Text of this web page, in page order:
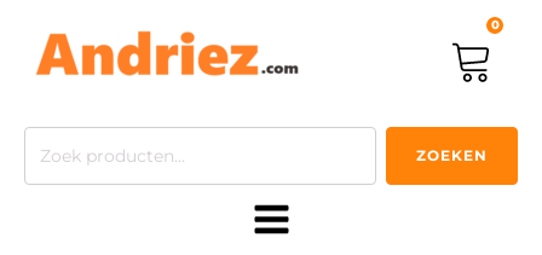
0
Zoeken
ZOEKEN